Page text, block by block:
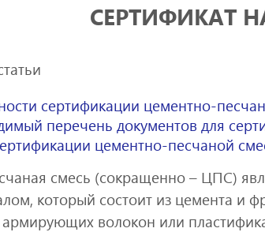
СЕРТИФИКАТ
сертификации цементно-
перечень документов для
цементно-песчаной
смесь (сокращенно – ЦПС)
который состоит из цемента и
волокон или